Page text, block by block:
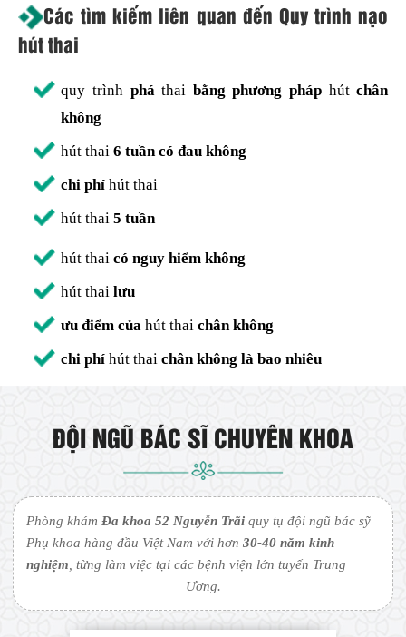
Các tìm kiếm liên quan đến Quy trình nạo
hút thai
quy trình pháthai bằng phương pháp hútchân
không
hút thai6 tuần có đau không
chi phí hút thai
hút thai5 tuần
hút thaicó nguy hiểm không
hút thailưu
ưu điểm của hút thaichân không
chi phí hút thaichân không là bao nhiêu
ĐỘI NGŨ BÁC SĨ CHUYÊN KHOA
Phòng khámĐa khoa 52 Nguyễn Trãi quy tụ đội ngũ bác sỹ
Phụ khoa hàng đầu Việt Nam với hơn30-40 năm kinh
nghiệm , từng làm việc tại các bệnh viện lớn tuyến Trung
Ương.